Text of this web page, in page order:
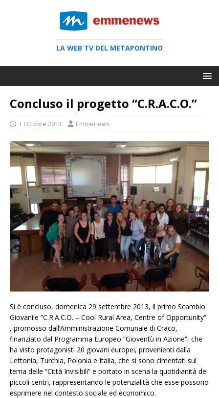
LA WEB TV DEL METAPONTINO
Concluso il progetto “C.R.A.C.O.”
1 Ottobre 2013 Emmenews
Si è concluso, domenica 29 settembre 2013, il primo Scambio
Giovanile “C.R.A.C.O. – Cool Rural Area, Centre of Opportunity”
, promosso dall’Amministrazione Comunale di Craco,
finanziato dal Programma Europeo “Gioventù in Azione”, che
ha visto protagonisti 20 giovani europei, provenienti dalla
Lettonia, Turchia, Polonia e Italia, che si sono cimentati sul
tema delle “Città Invisibili” e portato in scena la quotidianità dei
piccoli centri, rappresentando le potenzialità che esse possono
esprimere nel contesto sociale ed economico.